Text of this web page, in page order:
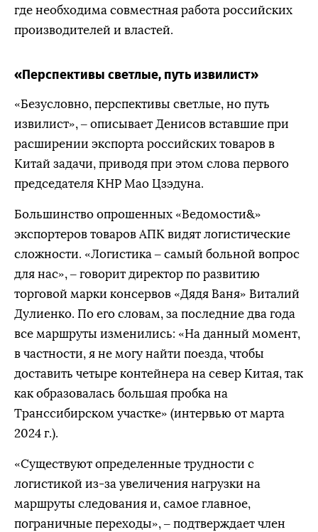
где необходима совместная работа российских
производителей и властей.
«Перспективы светлые, путь извилист»
«Безусловно, перспективы светлые, но путь
извилист», – описывает Денисов вставшие при
расширении экспорта российских товаров в
Китай задачи, приводя при этом слова первого
председателя КНР Мао Цзэдуна.
Большинство опрошенных «Ведомости&»
экспортеров товаров АПК видят логистические
сложности. «Логистика – самый больной вопрос
для нас», – говорит директор по развитию
торговой марки консервов «Дядя Ваня» Виталий
Дулиенко. По его словам, за последние два года
все маршруты изменились: «На данный момент,
в частности, я не могу найти поезда, чтобы
доставить четыре контейнера на север Китая, так
как образовалась большая пробка на
Транссибирском участке» (интервью от марта
2024 г.).
«Существуют определенные трудности с
логистикой из-за увеличения нагрузки на
маршруты следования и, самое главное,
пограничные переходы», – подтверждает член